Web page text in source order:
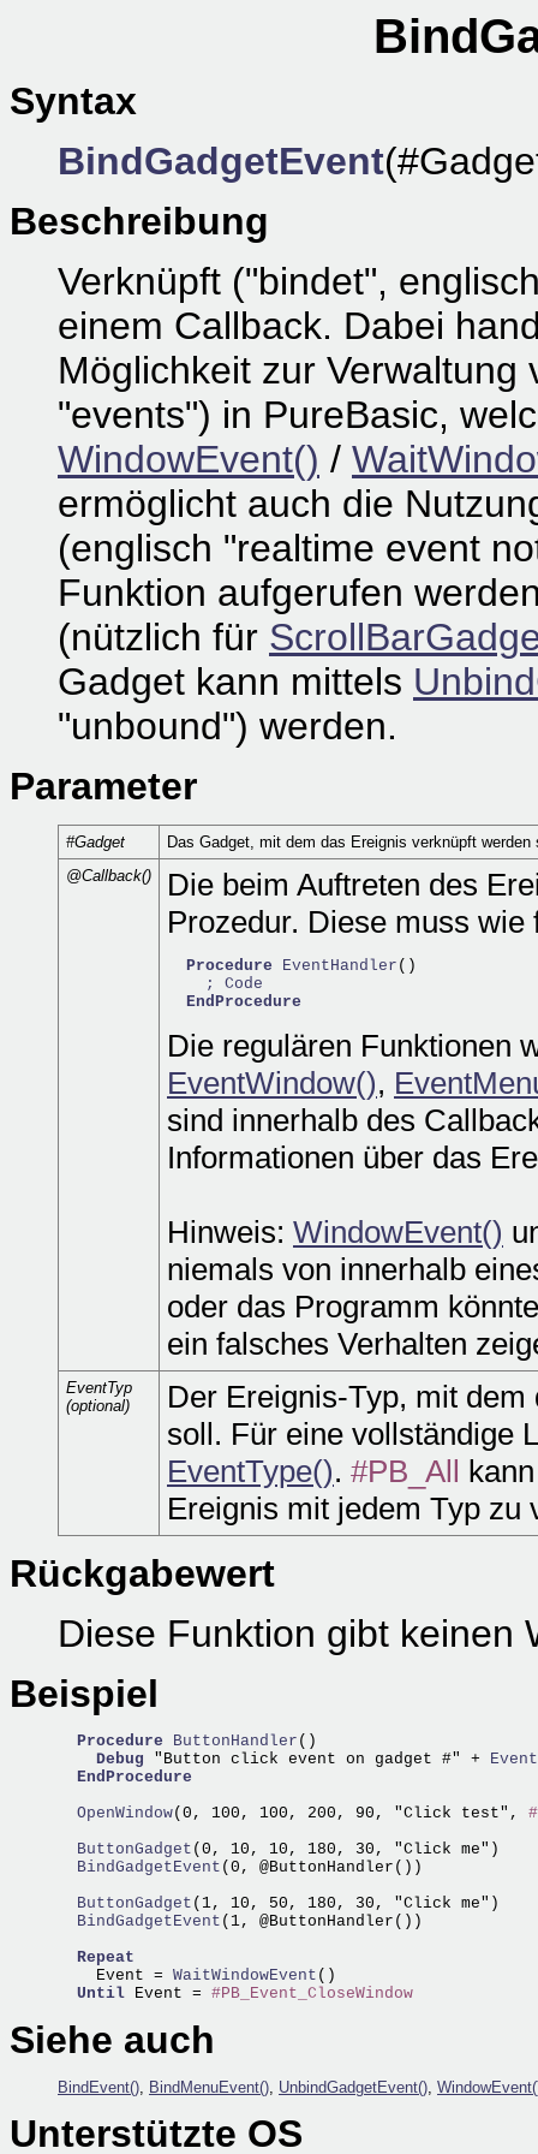
Syntax
BindGadgetEvent
Beschreibung
Verknüpft ("bindet",
einem Callback. Dabei
Möglichkeit zur
"events") in PureBasic,
WindowEvent() /
ermöglicht auch die
(englisch "realtime event
Funktion aufgerufen
(nützlich für
Gadget kann mittels
"unbound") werden.
Parameter
#Gadget
Das Gadget, mit dem das Ereignis verknüpft werden
@Callback()
Die beim Auftreten des
Prozedur. Diese muss
Procedure EventHandler ()
; Code
EndProcedure
Die regulären Funktionen
EventWindow(),
sind innerhalb des
Informationen über das
Hinweis: WindowEvent()
niemals von innerhalb
oder das Programm
ein falsches Verhalten
EventTyp
(optional)
Der Ereignis-Typ, mit
soll. Für eine vollständige
EventType(). #PB_All
Ereignis mit jedem Typ zu
Rückgabewert
Diese Funktion gibt keinen
Beispiel
Procedure ButtonHandler ()
Debug "Button click event on gadget #" +
EndProcedure
  OpenWindow
(0, 100, 100, 200, 90, "Click test",
  ButtonGadget
  BindGadgetEvent
(0, @ButtonHandler())
  ButtonGadget
  BindGadgetEvent
(1, @ButtonHandler())
Repeat
    Event =
WaitWindowEvent ()
Until Event = #PB_Event_CloseWindow
Siehe auch
BindEvent(), BindMenuEvent(), UnbindGadgetEvent(),
Unterstützte OS